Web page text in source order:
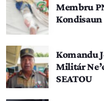
Membru
Komandu
Militár
SEATOU